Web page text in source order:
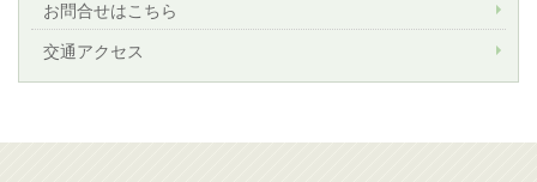
お問合せはこちら
交通アクセス